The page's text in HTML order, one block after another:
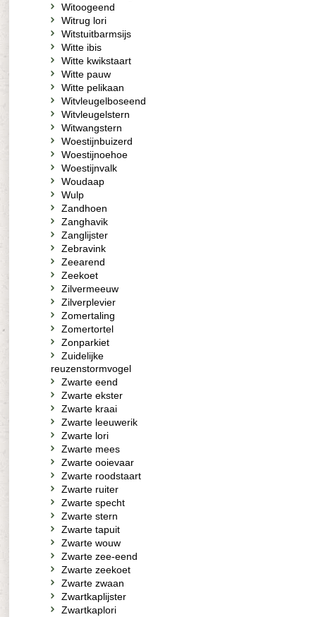
Witoogeend
Witrug lori
Witstuitbarmsijs
Witte ibis
Witte kwikstaart
Witte pauw
Witte pelikaan
Witvleugelboseend
Witvleugelstern
Witwangstern
Woestijnbuizerd
Woestijnoehoe
Woestijnvalk
Woudaap
Wulp
Zandhoen
Zanghavik
Zanglijster
Zebravink
Zeearend
Zeekoet
Zilvermeeuw
Zilverplevier
Zomertaling
Zomertortel
Zonparkiet
Zuidelijke
reuzenstormvogel
Zwarte eend
Zwarte ekster
Zwarte kraai
Zwarte leeuwerik
Zwarte lori
Zwarte mees
Zwarte ooievaar
Zwarte roodstaart
Zwarte ruiter
Zwarte specht
Zwarte stern
Zwarte tapuit
Zwarte wouw
Zwarte zee-eend
Zwarte zeekoet
Zwarte zwaan
Zwartkaplijster
Zwartkaplori